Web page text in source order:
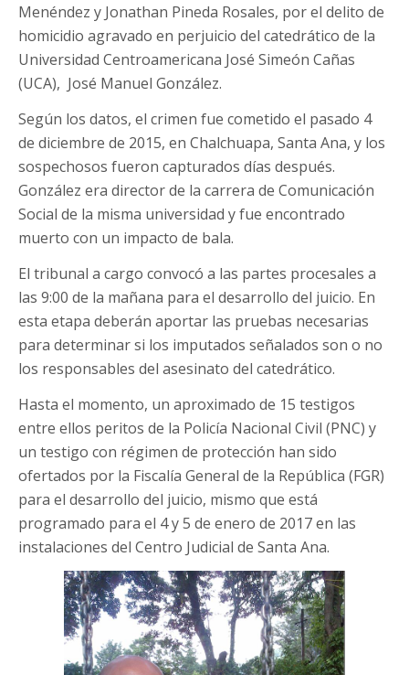
Menéndez y Jonathan Pineda Rosales, por el delito de
homicidio agravado en perjuicio del catedrático de la
Universidad Centroamericana José Simeón Cañas
(UCA), José Manuel González.
Según los datos, el crimen fue cometido el pasado 4
de diciembre de 2015, en Chalchuapa, Santa Ana, y los
sospechosos fueron capturados días después.
González era director de la carrera de Comunicación
Social de la misma universidad y fue encontrado
muerto con un impacto de bala.
El tribunal a cargo convocó a las partes procesales a
las 9:00 de la mañana para el desarrollo del juicio. En
esta etapa deberán aportar las pruebas necesarias
para determinar si los imputados señalados son o no
los responsables del asesinato del catedrático.
Hasta el momento, un aproximado de 15 testigos
entre ellos peritos de la Policía Nacional Civil (PNC) y
un testigo con régimen de protección han sido
ofertados por la Fiscalía General de la República (FGR)
para el desarrollo del juicio, mismo que está
programado para el 4 y 5 de enero de 2017 en las
instalaciones del Centro Judicial de Santa Ana.